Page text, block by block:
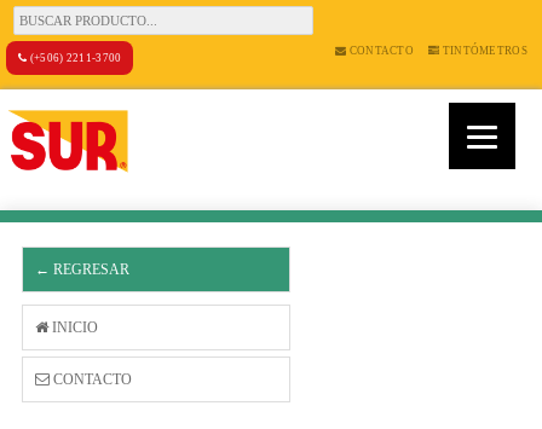
(+506) 2211-3700
CONTACTO TINTÓMETROS
← REGRESAR
INICIO
CONTACTO